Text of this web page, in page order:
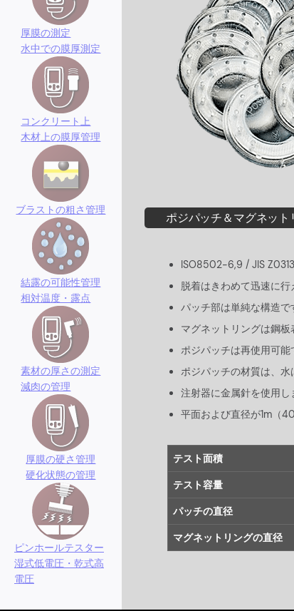
厚膜の測定
水中での膜厚測定
コンクリート上
木材上の膜厚管理
ブラストの粗さ管理
結露の可能性管理
相対温度・露点
素材の厚さの測定
減肉の管理
厚膜の硬さ管理
硬化状態の管理
ピンホールテスター
湿式低電圧・乾式高
電圧
ポジパッチ＆マグネット
ISO8502-6,9 / JIS
脱着はきわめて迅速に行
パッチ部は単純な構造で
マグネットリングは鋼
ポジパッチは再使用可能
ポジパッチの材質は、水
注射器に金属針を使用し
平面および直径が1m（
テスト面積
テスト容量
パッチの直径
マグネットリングの直径